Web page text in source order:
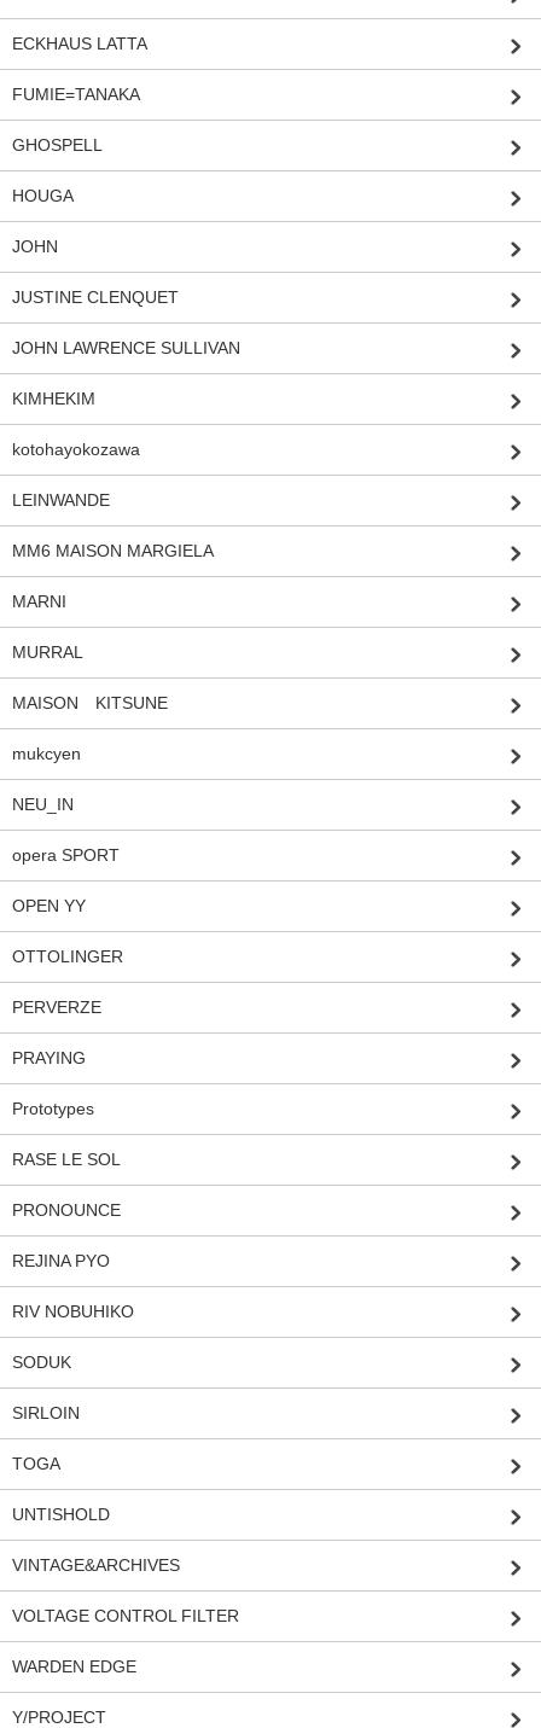
ECKHAUS LATTA
FUMIE=TANAKA
GHOSPELL
HOUGA
JOHN
JUSTINE CLENQUET
JOHN LAWRENCE SULLIVAN
KIMHEKIM
kotohayokozawa
LEINWANDE
MM6 MAISON MARGIELA
MARNI
MURRAL
MAISON KITSUNE
mukcyen
NEU_IN
opera SPORT
OPEN YY
OTTOLINGER
PERVERZE
PRAYING
Prototypes
RASE LE SOL
PRONOUNCE
REJINA PYO
RIV NOBUHIKO
SODUK
SIRLOIN
TOGA
UNTISHOLD
VINTAGE&ARCHIVES
VOLTAGE CONTROL FILTER
WARDEN EDGE
Y/PROJECT